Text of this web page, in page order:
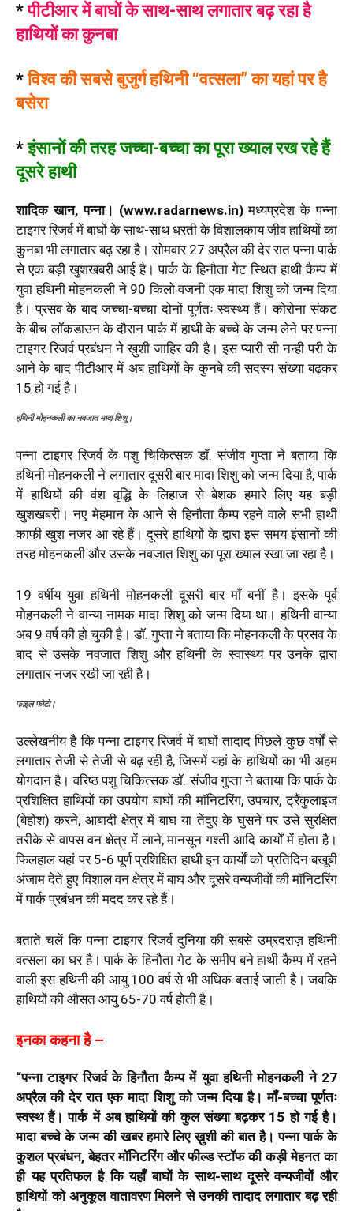
*पीटीआर में बाघों के साथ-साथ लगातार बढ़ रहा है
हाथियों का कुनबा
*विश्व की सबसे बुजुर्ग हथिनी “वत्सला” का यहां पर है
बसेरा
*इंसानों की तरह जच्चा-बच्चा का पूरा ख्याल रख रहे हैं
दूसरे हाथी
शादिक खान, पन्ना। (www.radarnews.in)मध्यप्रदेश के पन्ना
टाइगर रिजर्व में बाघों के साथ-साथ धरती के विशालकाय जीव हाथियों का
कुनबा भी लगातार बढ़ रहा है। सोमवार 27 अप्रैल की देर रात पन्ना पार्क
से एक बड़ी खुशखबरी आई है। पार्क के हिनौता गेट स्थित हाथी कैम्प में
युवा हथिनी मोहनकली ने 90 किलो वजनी एक मादा शिशु को जन्म दिया
है। प्रसव के बाद जच्चा-बच्चा दोनों पूर्णतः स्वस्थ्य हैं। कोरोना संकट
के बीच लॉकडाउन के दौरान पार्क में हाथी के बच्चे के जन्म लेने पर पन्ना
टाइगर रिजर्व प्रबंधन ने ख़ुशी जाहिर की है। इस प्यारी सी नन्ही परी के
आने के बाद पीटीआर में अब हाथियों के कुनबे की सदस्य संख्या बढ़कर
15 हो गई है।
हथिनी मोहनकली का नवजात मादा शिशु।
पन्ना टाइगर रिजर्व के पशु चिकित्सक डॉ. संजीव गुप्ता ने बताया कि
हथिनी मोहनकली ने लगातार दूसरी बार मादा शिशु को जन्म दिया है, पार्क
में हाथियों की वंश वृद्धि के लिहाज से बेशक हमारे लिए यह बड़ी
खुशखबरी। नए मेहमान के आने से हिनौता कैम्प रहने वाले सभी हाथी
काफी खुश नजर आ रहे हैं। दूसरे हाथियों के द्वारा इस समय इंसानों की
तरह मोहनकली और उसके नवजात शिशु का पूरा ख्याल रखा जा रहा है।
19 वर्षीय युवा हथिनी मोहनकली दूसरी बार माँ बनीं है। इसके पूर्व
मोहनकली ने वान्या नामक मादा शिशु को जन्म दिया था। हथिनी वान्या
अब 9 वर्ष की हो चुकी है। डॉ. गुप्ता ने बताया कि मोहनकली के प्रसव के
बाद से उसके नवजात शिशु और हथिनी के स्वास्थ्य पर उनके द्वारा
लगातार नजर रखी जा रही है।
फाइल फोटो।
उल्लेखनीय है कि पन्ना टाइगर रिजर्व में बाघों तादाद पिछले कुछ वर्षों से
लगातार तेजी से तेजी से बढ़ रही है, जिसमें यहां के हाथियों का भी अहम
योगदान है। वरिष्ठ पशु चिकित्सक डॉ. संजीव गुप्ता ने बताया कि पार्क के
प्रशिक्षित हाथियों का उपयोग बाघों की मॉनिटरिंग, उपचार, ट्रैंकुलाइज
(बेहोश) करने, आबादी क्षेत्र में बाघ या तेंदुए के घुसने पर उसे सुरक्षित
तरीके से वापस वन क्षेत्र में लाने, मानसून गश्ती आदि कार्यों में होता है।
फिलहाल यहां पर 5-6 पूर्ण प्रशिक्षित हाथी इन कार्यों को प्रतिदिन बखूबी
अंजाम देते हुए विशाल वन क्षेत्र में बाघ और दूसरे वन्यजीवों की मॉनिटरिंग
में पार्क प्रबंधन की मदद कर रहे हैं।
बताते चलें कि पन्ना टाइगर रिजर्व दुनिया की सबसे उम्रदराज़ हथिनी
वत्सला का घर है। पार्क के हिनौता गेट के समीप बने हाथी कैम्प में रहने
वाली इस हथिनी की आयु 100 वर्ष से भी अधिक बताई जाती है। जबकि
हाथियों की औसत आयु 65-70 वर्ष होती है।
इनका कहना है –
“पन्ना टाइगर रिजर्व के हिनौता कैम्प में युवा हथिनी मोहनकली ने 27
अप्रैल की देर रात एक मादा शिशु को जन्म दिया है। माँ-बच्चा पूर्णतः
स्वस्थ हैं। पार्क में अब हाथियों की कुल संख्या बढ़कर 15 हो गई है।
मादा बच्चे के जन्म की खबर हमारे लिए ख़ुशी की बात है। पन्ना पार्क के
कुशल प्रबंधन, बेहतर मॉनिटरिंग और फील्ड स्टॉफ की कड़ी मेहनत का
ही यह प्रतिफल है कि यहाँ बाघों के साथ-साथ दूसरे वन्यजीवों और
हाथियों को अनुकूल वातावरण मिलने से उनकी तादाद लगातार बढ़ रही